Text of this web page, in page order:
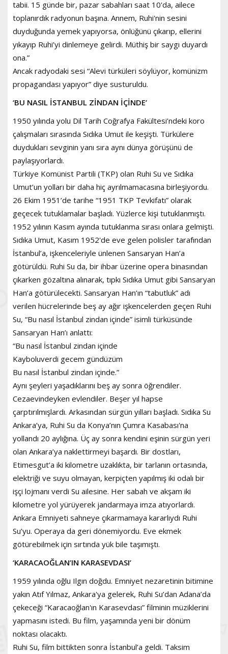
tabii. 15 günde bir, pazar sabahları saat 10'da, ailece
toplanırdık radyonun başına. Annem, Ruhi'nin sesini
duyduğunda yemek yapıyorsa, önlüğünü çıkarıp, ellerini
yıkayıp Ruhi’yi dinlemeye gelirdi. Müthiş bir saygı duyardı
ona.”
Ancak radyodaki sesi “Alevi türküleri söylüyor, komünizm
propagandası yapıyor” diye susturuldu.
‘BU NASIL İSTANBUL ZİNDAN İÇİNDE’
1950 yılında yolu Dil Tarih Coğrafya Fakültesi’ndeki koro
çalışmaları sırasında Sıdıka Umut ile keşişti. Türkülere
duydukları sevginin yanı sıra aynı dünya görüşünü de
paylaşıyorlardı.
Türkiye Komünist Partili (TKP) olan Ruhi Su ve Sıdıka
Umut’un yolları bir daha hiç ayrılmamacasına birleşiyordu.
26 Ekim 1951’de tarihe “1951 TKP Tevkifatı” olarak
geçecek tutuklamalar başladı. Yüzlerce kişi tutuklanmıştı.
1952 yılının Kasım ayında tutuklanma sırası onlara gelmişti.
Sıdıka Umut, Kasım 1952'de eve gelen polisler tarafından
İstanbul’a, işkenceleriyle ünlenen Sansaryan Han’a
götürüldü. Ruhi Su da, bir ihbar üzerine opera binasından
çıkarken gözaltına alınarak, tıpkı Sıdıka Umut gibi Sansaryan
Han’a götürülecekti. Sansaryan Han’ın “tabutluk” adı
verilen hücrelerinde beş ay ağır işkencelerden geçen Ruhi
Su, “Bu nasıl İstanbul zindan içinde” isimli türküsünde
Sansaryan Han’ı anlattı:
“Bu nasıl İstanbul zindan içinde
Kayboluverdi gecem gündüzüm
Bu nasıl İstanbul zindan içinde.”
Aynı şeyleri yaşadıklarını beş ay sonra öğrendiler.
Cezaevindeyken evlendiler. Beşer yıl hapse
çarptırılmışlardı. Arkasından sürgün yılları başladı. Sıdıka Su
Ankara’ya, Ruhi Su da Konya’nın Çumra Kasabası'na
yollandı 20 aylığına. Üç ay sonra kendini eşinin sürgün yeri
olan Ankara’ya naklettirmeyi başardı. Bir dostları,
Etimesgut’a iki kilometre uzaklıkta, bir tarlanın ortasında,
elektriği ve suyu olmayan, kerpiçten yapılmış iki odalı bir
işçi lojmanı verdi Su ailesine. Her sabah ve akşam iki
kilometre yol yürüyerek jandarmaya imza atıyorlardı.
Ankara Emniyeti sahneye çıkarmamaya kararlıydı Ruhi
Su’yu. Operaya da geri dönemiyordu. Eve ekmek
götürebilmek için sırtında yük bile taşımıştı.
‘KARACAOĞLAN’IN KARASEVDASI’
1959 yılında oğlu Ilgın doğdu. Emniyet nezaretinin bitimine
yakın Atıf Yılmaz, Ankara'ya gelerek, Ruhi Su’dan Adana’da
çekeceği “Karacaoğlan'ın Karasevdası” filminin müziklerini
yapmasını istedi. Bu film, yaşamında yeni bir dönüm
noktası olacaktı.
Ruhi Su, film bittikten sonra İstanbul’a geldi. Taksim